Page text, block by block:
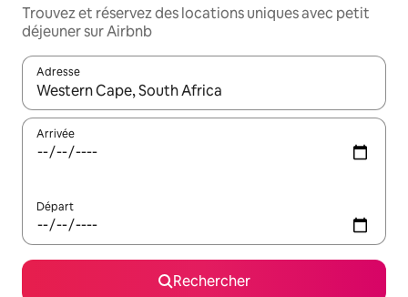
Trouvez et réservez des locations uniques avec petit
déjeuner sur Airbnb
Adresse
Lorsque les résultats s'affichent, utilisez les flèches vers le
Arrivée
Départ
Rechercher